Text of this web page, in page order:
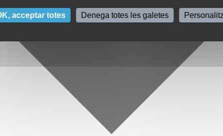
acceptar totes Denega totes les galetes